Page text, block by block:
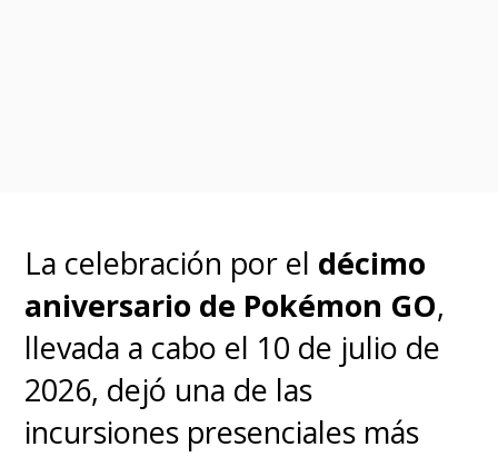
notable desde los comienzos de
lapandemia en 2020. En los
últimos años, la franquicia se ha
consolidado como uno de los
juegos de cartas
La celebración por el décimo
aniversario de Pokémon GO,
llevada a cabo el 10 de julio de
2026, dejó una de las
incursiones presenciales más